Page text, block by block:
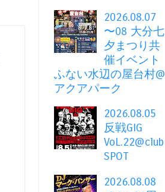
2026.08.07
〜08 大分七
夕まつり共
催イベント
ふない水辺の屋台村@
アクアパーク
2026.08.05
反戦GIG
VoL.22@club
SPOT
2026.08.08